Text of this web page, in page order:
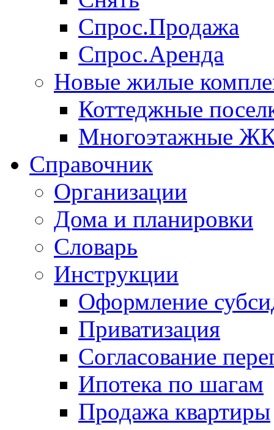
Спрос.Продажа
Спрос.Аренда
Новые жилые
Коттеджные
Многоэтажные
Справочник
Организации
Дома и планировки
Словарь
Инструкции
Оформление
Приватизация
Согласование
Ипотека по шагам
Продажа квартиры